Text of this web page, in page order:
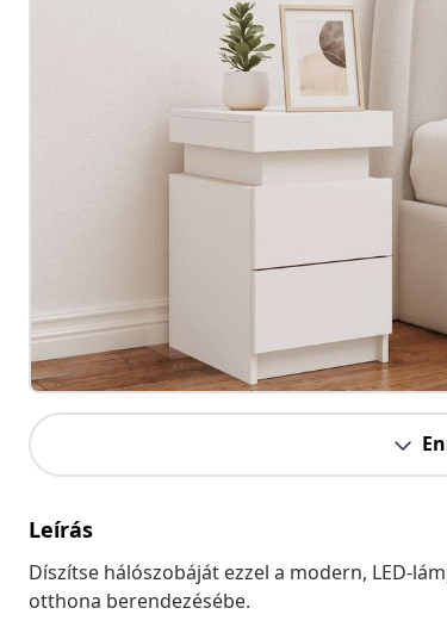
Leírás
Díszítse hálószobáját ezzel a modern, LED-
otthona berendezésébe.